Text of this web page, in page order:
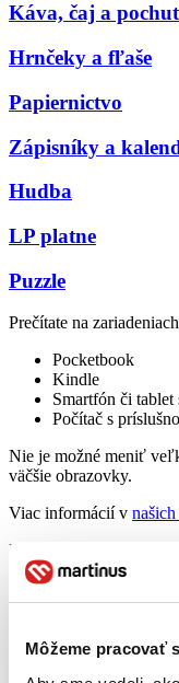
Môžeme pracovať
Káva, čaj a
Hrnčeky a fľaše
Papiernictvo
Zápisníky a
Hudba
LP platne
Puzzle
Prečítate na
Pocketbook
Kindle
Smartfón či
Počítač s
Nie je možné meniť
väčšie obrazovky.
Viac informácií v
Prečítate na zariadeniach:
Kindle
Počítač s